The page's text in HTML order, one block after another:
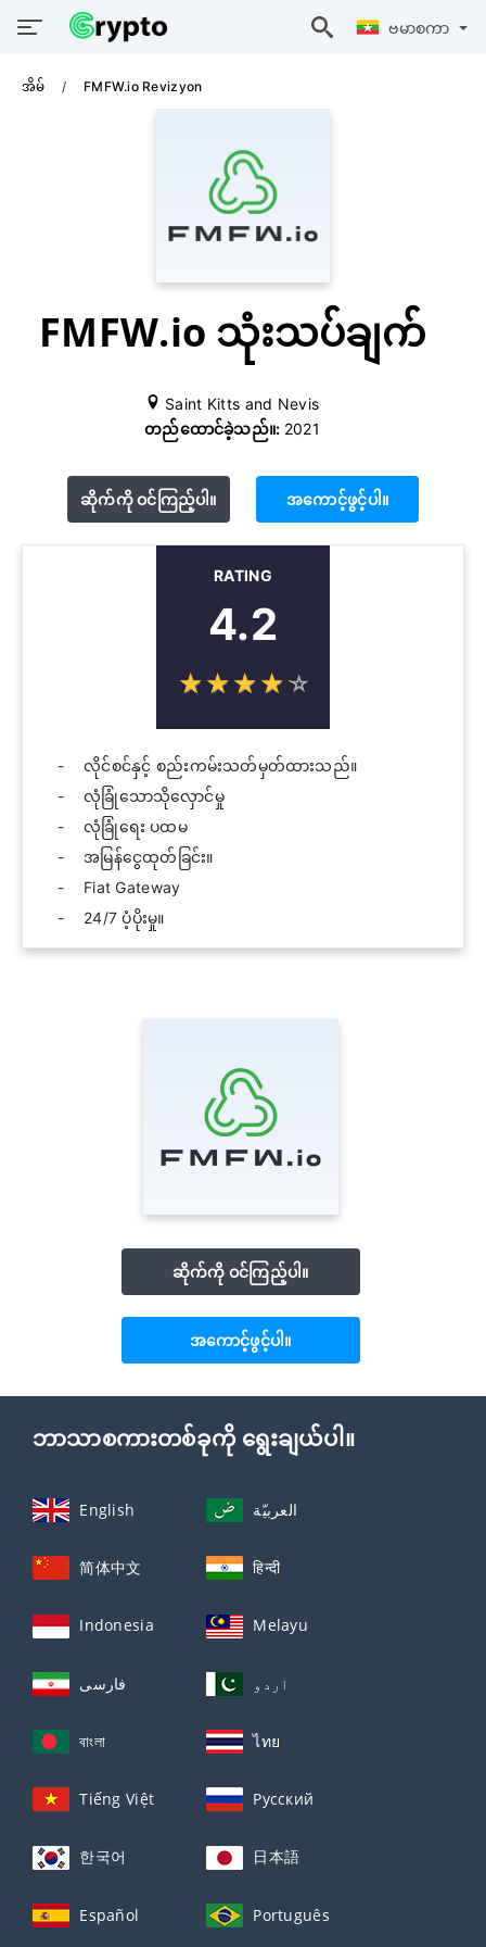
ဗမာစကာ
အိမ် FMFW.io Revizyon
FMFW.io သုံးသပ်ချက်
Saint Kitts and Nevis
တည်ထောင်ခဲ့သည်။: 2021
ဆိုက်ကို ဝင်ကြည့်ပါ။ အကောင့်ဖွင့်ပါ။
RATING
4.2
☆☆☆☆☆
★★★★★
လိုင်စင်နှင့် စည်းကမ်းသတ်မှတ်ထားသည်။
လုံခြုံသောသိုလှောင်မှု
လုံခြုံရေး ပထမ
အမြန်ငွေထုတ်ခြင်း။
Fiat Gateway
24/7 ပံ့ပိုးမှု။
ဆိုက်ကို ဝင်ကြည့်ပါ။
အကောင့်ဖွင့်ပါ။
ဘာသာစကားတစ်ခုကို ရွေးချယ်ပါ။
English العربيّة
简体中文 हिन्दी
Indonesia Melayu
فارسی اردو
বাংলা ไทย
Tiếng Việt Русский
한국어 日本語
Español Português